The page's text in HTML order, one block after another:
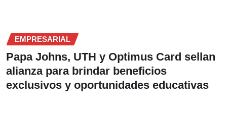
EMPRESARIAL
Papa Johns, UTH y Optimus Card sellan
alianza para brindar beneficios
exclusivos y oportunidades educativas